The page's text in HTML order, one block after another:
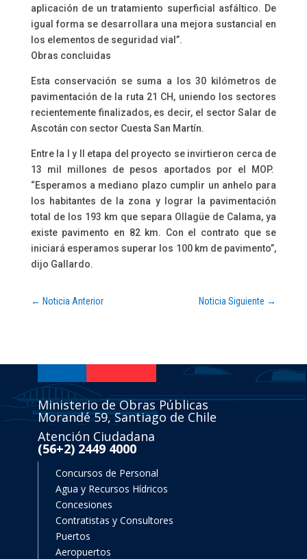
aplicación de un tratamiento superficial asfáltico. De
igual forma se desarrollara una mejora sustancial en
los elementos de seguridad vial”.
Obras concluidas
Esta conservación se suma a los 30 kilómetros de
pavimentación de la ruta 21 CH, uniendo los sectores
recientemente finalizados, es decir, el sector Salar de
Ascotán con sector Cuesta San Martín.
Entre la I y II etapa del proyecto se invirtieron cerca de
13 mil millones de pesos aportados por el MOP.
“Esperamos a mediano plazo cumplir un anhelo para
los habitantes de la zona y lograr la pavimentación
total de los 193 km que separa Ollagüe de Calama, ya
existe pavimento en 82 km. Con el contrato que se
iniciará esperamos superar los 100 km de pavimento”,
dijo Gallardo.
← Noticia Anterior Noticia Siguiente →
Ministerio de Obras Públicas
Morandé 59, Santiago de Chile
Atención Ciudadana
(56+2) 2449 4000
Concursos de Personal
Agua y Recursos Hídricos
Concesiones
Contratistas y Consultores
Puertos
Aeropuertos